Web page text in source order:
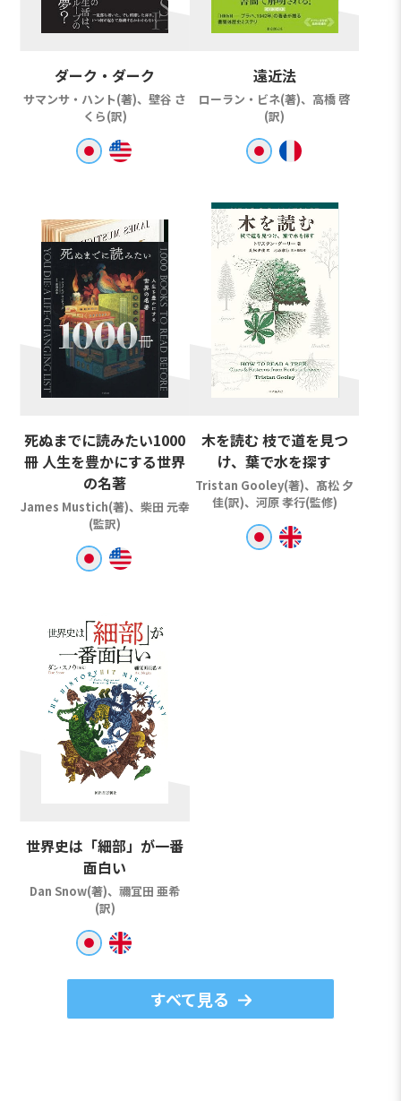
ダーク・ダーク
サマンサ・ハント(著)、壁谷 さ
くら(訳)
遠近法
ローラン・ビネ(著)、高橋 啓
(訳)
死ぬまでに読みたい1000
冊 人生を豊かにする世界
の名著
James Mustich(著)、柴田 元幸
(監訳)
木を読む 枝で道を見つ
け、葉で水を探す
Tristan Gooley(著)、髙松 夕
佳(訳)、河原 孝行(監修)
世界史は「細部」が一番
面白い
Dan Snow(著)、禰冝田 亜希
(訳)
すべて見る